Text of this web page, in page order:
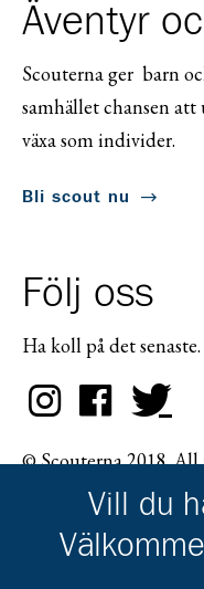
Äventyr
Scouterna ger barn
samhället chansen
växa som individer.
Bli scout nu
Följ oss
Ha koll på det
© Scouterna 2018. All
Vill du